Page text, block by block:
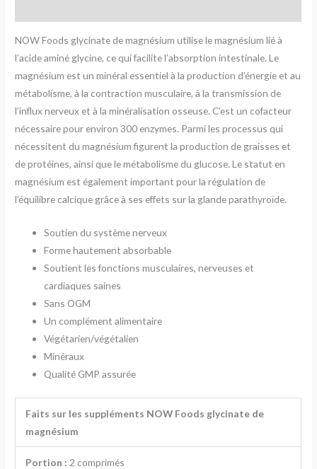
NOW Foods glycinate de magnésium utilise le magnésium lié à
l’acide aminé glycine, ce qui facilite l’absorption intestinale. Le
magnésium est un minéral essentiel à la production d’énergie et au
métabolisme, à la contraction musculaire, à la transmission de
l’influx nerveux et à la minéralisation osseuse. C’est un cofacteur
nécessaire pour environ 300 enzymes. Parmi les processus qui
nécessitent du magnésium figurent la production de graisses et
de protéines, ainsi que le métabolisme du glucose. Le statut en
magnésium est également important pour la régulation de
l’équilibre calcique grâce à ses effets sur la glande parathyroïde.
Soutien du système nerveux
Forme hautement absorbable
Soutient les fonctions musculaires, nerveuses et
cardiaques saines
Sans OGM
Un complément alimentaire
Végétarien/végétalien
Minéraux
Qualité GMP assurée
Faits sur les suppléments NOW Foods glycinate de
magnésium
Portion : 2 comprimés